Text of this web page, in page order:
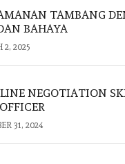
TAMBANG
BAHAYA
2, 2025
NEGOTIATION
31, 2024